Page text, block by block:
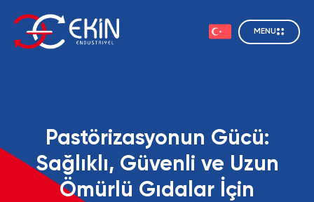
MENU
Pastörizasyonun Gücü:
Sağlıklı, Güvenli ve Uzun
Ömürlü Gıdalar İçin